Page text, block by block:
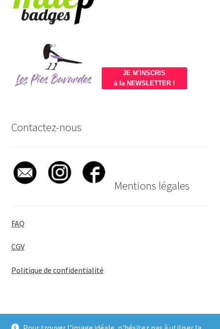
JE M'INSCRIS
à la NEWSLETTER !
Contactez-nous
Mentions légales
FAQ
CGV
Politique de confidentialité